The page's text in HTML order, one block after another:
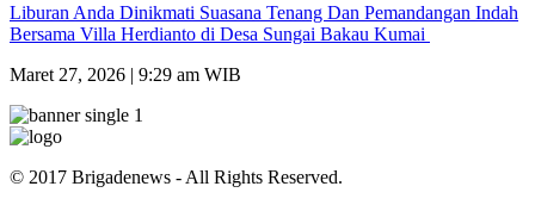
Liburan Anda Dinikmati Suasana Tenang Dan Pemandangan Indah
Bersama Villa Herdianto di Desa Sungai Bakau Kumai
Maret 27, 2026 | 9:29 am WIB
© 2017 Brigadenews - All Rights Reserved.